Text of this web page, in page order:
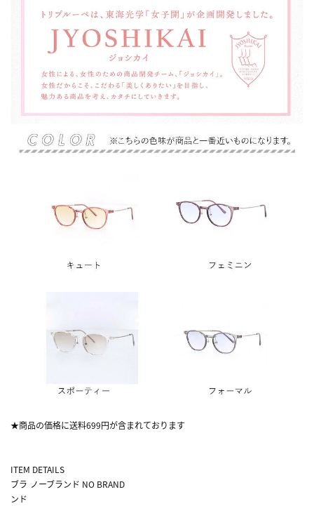
★商品の価格に送料699円が含まれております
ITEM DETAILS
ブラ
ンド
ノーブランド NO BRAND